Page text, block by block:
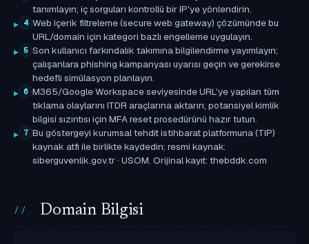
tanımlayın; iç sorguları kontrollü bir IP'ye yönlendirin.
4 Web içerik filtreleme (secure web gateway) çözümünde bu
URL/domain için kategori bazlı engelleme uygulayın.
5 Son kullanıcı farkındalık takımına bilgilendirme yayımlayın;
çalışanlara phishing kampanyası uyarısı geçin ve gerekirse
hedefli simülasyon planlayın.
6 M365/Google Workspace seviyesinde URL'ye yapılan tüm
tıklama olaylarını ITDR araçlarına aktarın; potansiyel kimlik
bilgisi sızıntısı için MFA reset prosedürünü hazır tutun.
7 Bu göstergeyi kurumsal tehdit istihbarat platformuna (TIP)
kaynak atfı ile birlikte kaydedin; resmi kaynak:
siberguvenlik.gov.tr · USOM. Orijinal kayıt: thebddk.com
Domain Bilgisi